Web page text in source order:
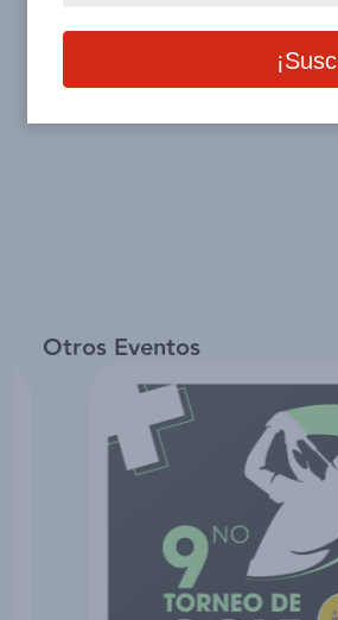
Registrate aqui
Otros Eventos